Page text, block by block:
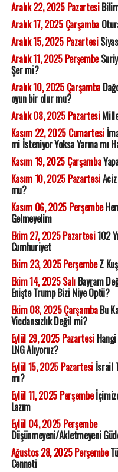
Aralık 22, 2025 Pazartesi
Aralık 17, 2025 Çarşamba
Aralık 15, 2025 Pazartesi
Aralık 11, 2025 Perşembe
Şer mi?
Aralık 10, 2025 Çarşamba
oyun bir olur mu?
Aralık 08, 2025 Pazartesi
Kasım 22, 2025 Cumartesi
mi İsteniyor Yoksa Yarına mı
Kasım 19, 2025 Çarşamba
Kasım 10, 2025 PazartesiAciz
mu?
Kasım 06, 2025 Perşembe
Gelmeyelim
Ekim 27, 2025 Pazartesi102
Cumhuriyet
Ekim 23, 2025 PerşembeZ
Ekim 14, 2025 SalıBayram
Enişte Trump Bizi Niye Öptü?
Ekim 08, 2025 ÇarşambaBu
Vicdansızlık Değil mi?
Eylül 29, 2025 PazartesiHangi
LNG Alıyoruz?
Eylül 15, 2025 Pazartesiİsrail
mı?
Eylül 11, 2025 Perşembe
Lazım
Eylül 04, 2025 Perşembe
Düşünmeyeni/Akletmeyeni
Ağustos 28, 2025 Perşembe
Cenneti